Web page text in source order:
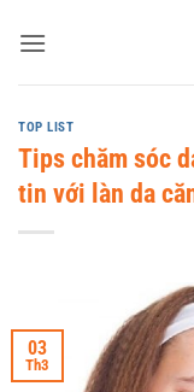
qua
TOP LIST
Tips chăm sóc
tin với làn da
03
Th3